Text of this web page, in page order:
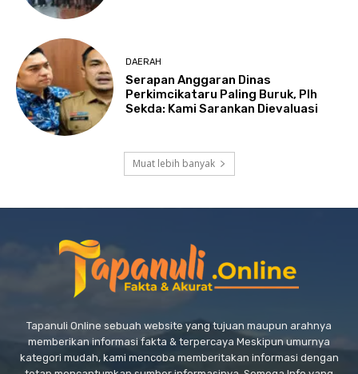
DAERAH
Serapan Anggaran Dinas
Perkimcikataru Paling Buruk, Plh
Sekda: Kami Sarankan Dievaluasi
Muat lebih banyak
Tapanuli Online sebuah website yang tujuan maupun arahnya
memberikan informasi fakta & terpercaya Meskipun umurnya
kategori mudah, kami mencoba memberitakan informasi dengan